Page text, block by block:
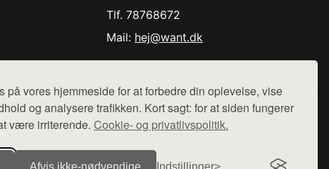
på vores hjemmeside for at forbedre din oplevelse, vise
og analysere trafikken. Kort sagt: for at siden fungerer
være irriterende. Cookie- og privatlivspolitik.
Afvis ikke‑nødvendige Indstillinger
Tlf. 78768672
Mail: hej@want.dk
Der sælges ikke varer fra denne side - vi henviser til de shops,